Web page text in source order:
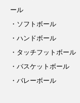
ール
・ソフトボール
・ハンドボール
・タッチフットボール
・バスケットボール
・バレーボール